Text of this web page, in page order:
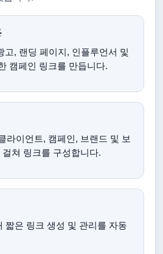
고, 랜딩 페이지, 인플루언서 및
캠페인 링크를 만듭니다.
라이언트, 캠페인, 브랜드 및 보
쳐 링크를 구성합니다.
짧은 링크 생성 및 관리를 자동